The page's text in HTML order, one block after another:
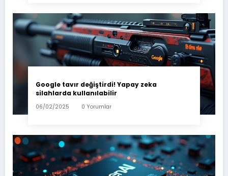
Google tavır değiştirdi! Yapay zeka
silahlarda kullanılabilir
06/02/2025 0 Yorumlar